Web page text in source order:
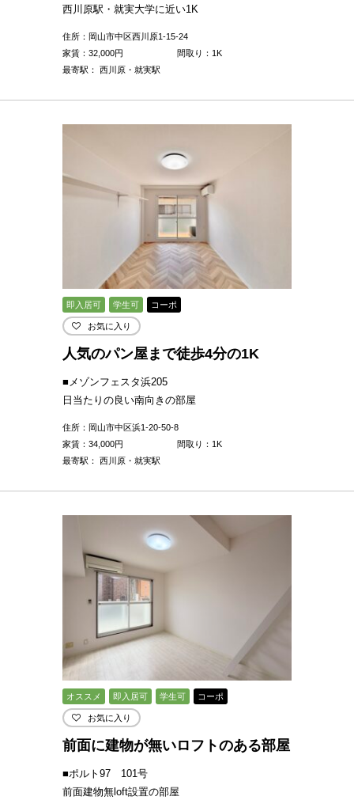
西川原駅・就実大学に近い1K
住所：岡山市中区西川原1-15-24
家賃： 32,000円
間取り：1K
最寄駅： 西川原・就実駅
即入居可 学生可 コーポ
お気に入り
人気のパン屋まで徒歩4分の1K
■メゾンフェスタ浜205
日当たりの良い南向きの部屋
住所：岡山市中区浜1-20-50-8
家賃： 34,000円
間取り：1K
最寄駅： 西川原・就実駅
オススメ 即入居可 学生可 コーポ
お気に入り
前面に建物が無いロフトのある部屋
■ポルト97 101号
前面建物無loft設置の部屋